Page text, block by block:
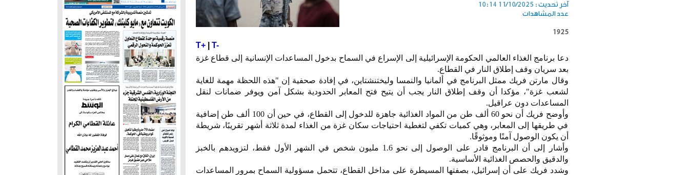
آخر تحديث : 11/10/2025 10:14
عدد المشاهدات
1925
T+| T-
دعا برنامج الغذاء العالمي الحكومة الإسرائيلية إلى الإسراع في السماح بدخول المساعدات الإنسانية إلى قطاع غزة
بعد سريان وقف إطلاق النار في القطاع.
وقال مارتن فريك ممثل البرنامج في ألمانيا والنمسا وليختنشتاين، في إفادة صحفية إن "هذه اللحظة مهمة للغاية
لشعب غزة"، مؤكدا أن وقف إطلاق النار يجب أن يتيح فتح المعابر الحدودية بشكل آمن ويوفر ضمانات لنقل
المساعدات دون عراقيل.
وأوضح فريك أن نحو 60 ألف طن من المواد الغذائية جاهزة للدخول إلى القطاع، في حين أن 100 ألف طن إضافية
في طريقها إلى المعابر، وهي كميات تكفي لتغطية احتياجات سكان غزة من الغذاء لمدة ثلاثة أشهر تقريبًا، شريطة
أن يكون الوصول آمنًا وموثوقًا.
وأشار إلى أن البرنامج قادر على الوصول إلى نحو 1.6 مليون شخص في الشهر الأول فقط، لتزويدهم بالخبز
والدقيق والحصص الغذائية الأساسية.
وشدد فريك على أن إسرائيل، بصفتها المسيطرة على مداخل القطاع، تتحمل مسؤولية السماح بمرور المساعدات